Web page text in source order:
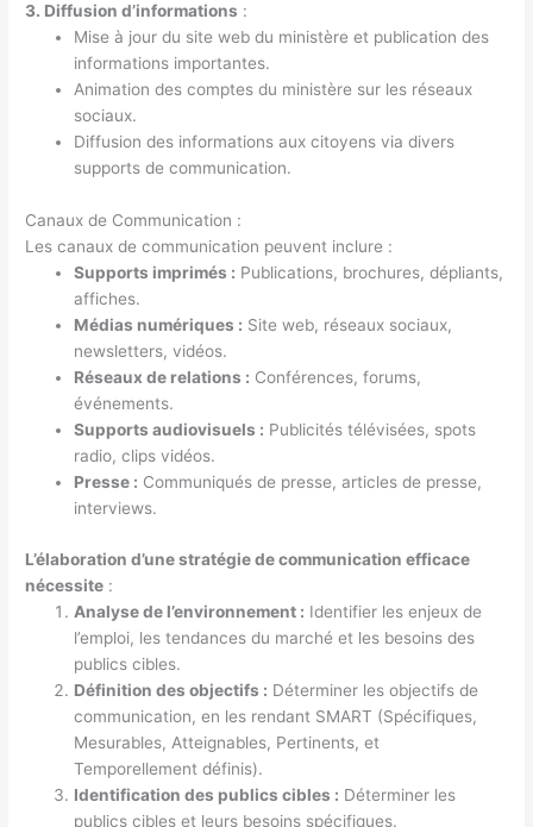
3. Diffusion d’informations :
Mise à jour du site web du ministère et publication des
informations importantes.
Animation des comptes du ministère sur les réseaux
sociaux.
Diffusion des informations aux citoyens via divers
supports de communication.
Canaux de Communication :
Les canaux de communication peuvent inclure :
Supports imprimés : Publications, brochures, dépliants,
affiches.
Médias numériques : Site web, réseaux sociaux,
newsletters, vidéos.
Réseaux de relations : Conférences, forums,
événements.
Supports audiovisuels : Publicités télévisées, spots
radio, clips vidéos.
Presse : Communiqués de presse, articles de presse,
interviews.
L’élaboration d’une stratégie de communication efficace
nécessite :
Analyse de l’environnement : Identifier les enjeux de
l’emploi, les tendances du marché et les besoins des
publics cibles.
Définition des objectifs : Déterminer les objectifs de
communication, en les rendant SMART (Spécifiques,
Mesurables, Atteignables, Pertinents, et
Temporellement définis).
Identification des publics cibles : Déterminer les
publics cibles et leurs besoins spécifiques.